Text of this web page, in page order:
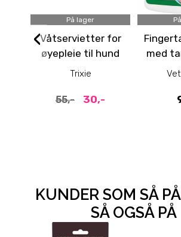
På lager
Våtservietter for
øyepleie til hund
og katt, 40pk
Trixie
55,- 30,-
med
‹
KUNDER SOM SÅ
SÅ OGSÅ PÅ